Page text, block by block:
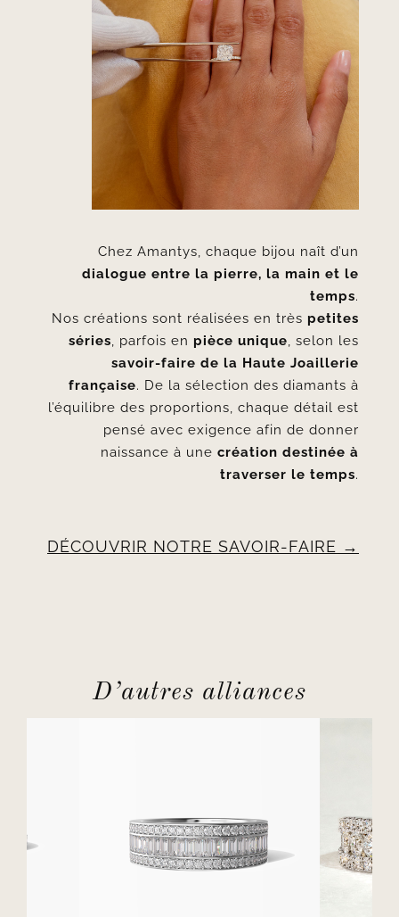
Chez Amantys, chaque bijou naît d’un
dialogue entre la pierre, la main et le
temps.
Nos créations sont réalisées en très petites
séries, parfois en pièce unique, selon les
savoir-faire de la Haute Joaillerie
française. De la sélection des diamants à
l’équilibre des proportions, chaque détail est
pensé avec exigence afin de donner
naissance à unecréation destinée à
traverser le temps.
DÉCOUVRIR NOTRE SAVOIR-FAIRE
D’autres alliances